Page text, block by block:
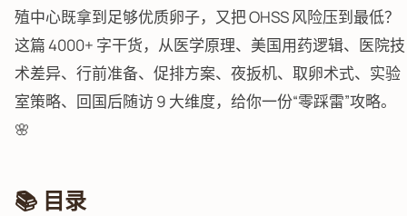
殖中心既拿到足够优质卵子，又把 OHSS 风险压到最低？
这篇 4000+ 字干货，从医学原理、美国用药逻辑、医院技
术差异、行前准备、促排方案、夜扳机、取卵术式、实验
室策略、回国后随访 9 大维度，给你一份“零踩雷”攻略。
🌸
📚 目录